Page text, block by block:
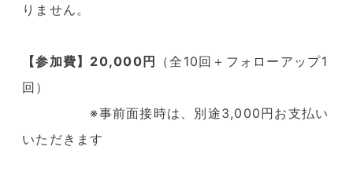
りません。
【参加費】20,000円 （全10回＋フォローアップ1
回）
※事前面接時は、別途3,000円お支払い
いただきます